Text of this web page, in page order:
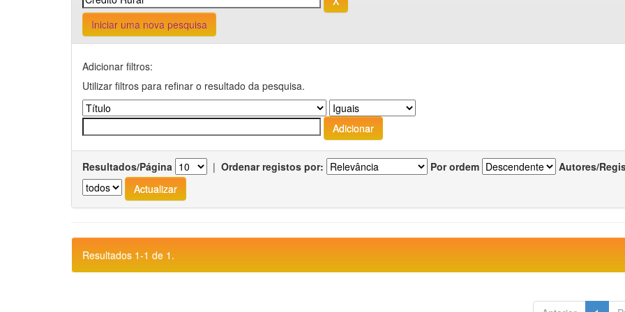
Iniciar uma nova pesquisa
Adicionar filtros:
Utilizar filtros para refinar o resultado da pesquisa.
Resultados/Página | Ordenar registos por: Por ordem Autores/
Resultados 1-1 de 1.